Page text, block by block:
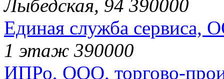
Лыбедская, 94 390000
Единая служба сервиса,
1 этаж 390000
ИПРо, ООО, торгово-